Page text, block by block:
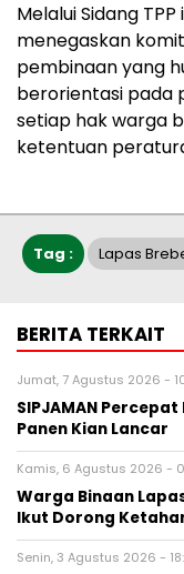
Melalui Sidang
menegaskan
pembinaan yang
berorientasi pada
setiap hak warga
ketentuan
Tag : Lapas
BERITA TERKAIT
Jumat, 7 Agustus 2026 -
SIPJAMAN
Panen Kian Lancar
Kamis, 6 Agustus 2026 -
Warga Binaan
Ikut Dorong
Senin, 3 Agustus 2026 -